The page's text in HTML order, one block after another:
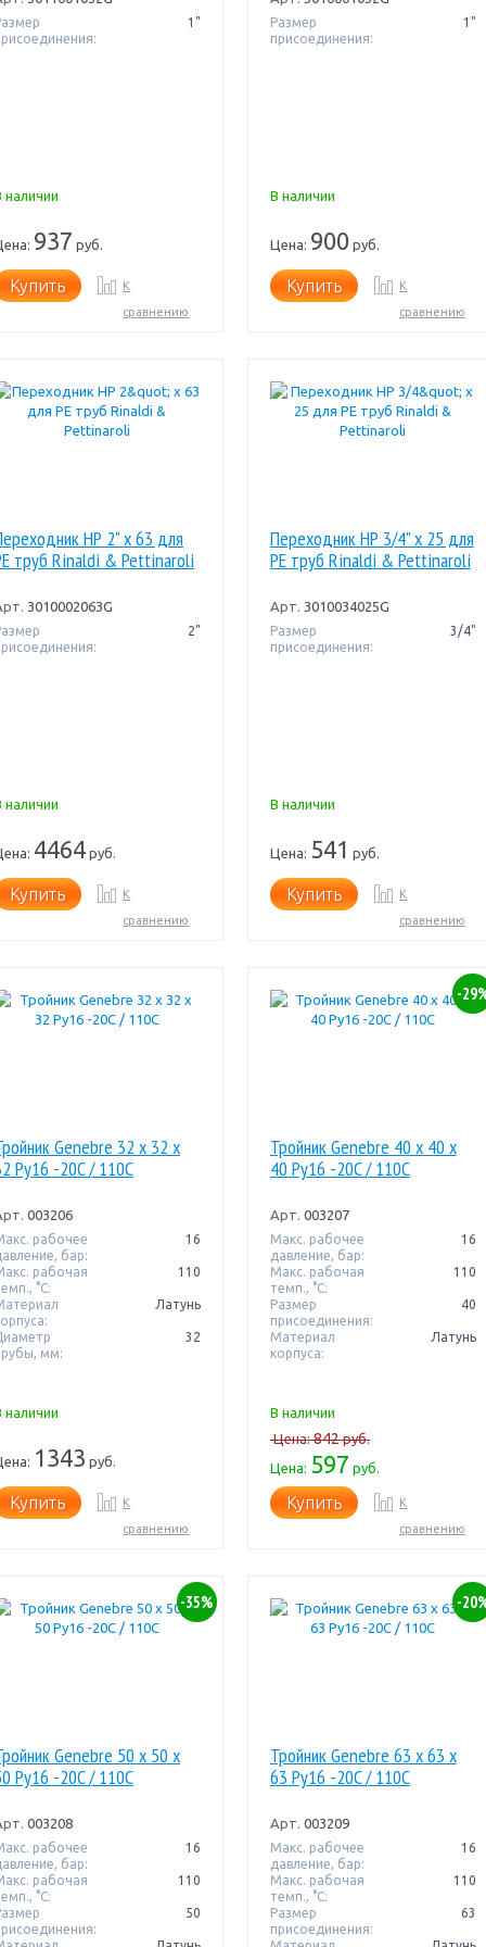
1"
наличии
937 руб.
Купить
К
сравнению
Размер
присоединения:
1"
В наличии
Цена: 900 руб.
Купить
К
сравнению
НР 2" x 63 для
труб Rinaldi & Pettinaroli
3010002063G
2"
наличии
4464 руб.
Купить
К
сравнению
Переходник НР 3/4" x 25 для
PE труб Rinaldi & Pettinaroli
Арт. 3010034025G
Размер
присоединения:
3/4"
В наличии
Цена: 541 руб.
Купить
К
сравнению
Genebre 32 x 32 x
Pу16 -20C / 110C
003206
рабочее
бар:
16
рабочая
°С:
110
Латунь
мм:
32
наличии
1343 руб.
Купить
К
сравнению
-
Тройник Genebre 40 x 40 x
40 Pу16 -20C / 110C
Арт. 003207
Макс. рабочее
давление, бар:
16
Макс. рабочая
темп., °С:
110
Размер
присоединения:
40
Материал
корпуса:
Латунь
В наличии
Цена:842руб.
Цена: 597 руб.
Купить
К
сравнению
-35%
Genebre 50 x 50 x
Pу16 -20C / 110C
003208
рабочее
бар:
16
рабочая
°С:
110
50
-
Тройник Genebre 63 x 63 x
63 Pу16 -20C / 110C
Арт. 003209
Макс. рабочее
давление, бар:
16
Макс. рабочая
темп., °С:
110
Размер
присоединения:
63